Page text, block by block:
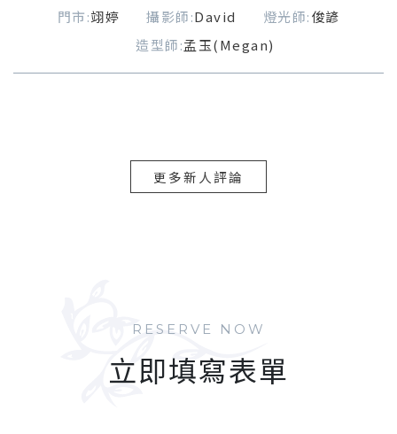
門市:翊婷 攝影師:David 燈光師:俊諺
造型師:孟玉(Megan)
更多新人評論
RESERVE NOW
立即填寫表單